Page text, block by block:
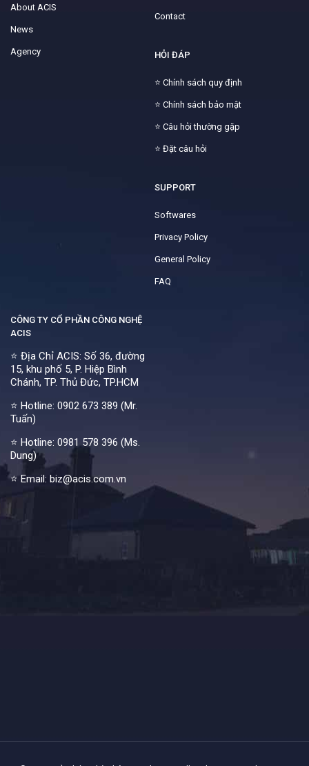
About ACIS
News
Agency
Contact
HỎI ĐÁP
⭐ Chính sách quy định
⭐ Chính sách bảo mật
⭐ Câu hỏi thường gặp
⭐ Đặt câu hỏi
SUPPORT
Softwares
Privacy Policy
General Policy
FAQ
CÔNG TY CỔ PHẦN CÔNG NGHỆ
ACIS
⭐ Địa Chỉ ACIS: Số 36, đường
15, khu phố 5, P. Hiệp Bình
Chánh, TP. Thủ Đức, TP.HCM
⭐ Hotline: 0902 673 389 (Mr.
Tuấn)
⭐ Hotline: 0981 578 396 (Ms.
Dung)
⭐ Email: biz@acis.com.vn